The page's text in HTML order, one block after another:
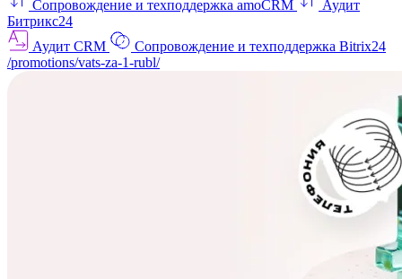
Сопровождение и техподдержка amoCRM
Аудит
Битрикс24
Аудит CRM
Сопровождение и техподдержка Bitrix24
/promotions/vats-za-1-rubl/